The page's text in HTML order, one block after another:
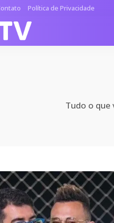
Política de Privacidade
Tudo o que